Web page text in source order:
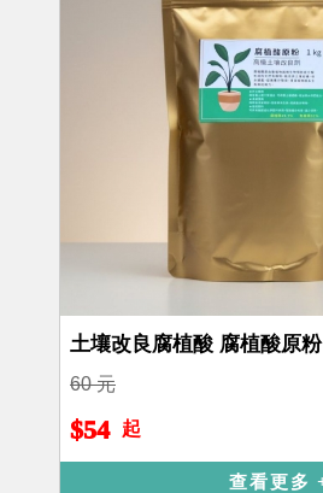
土壤改良腐植酸 腐植酸原粉
60 元
$54 起
查看更多